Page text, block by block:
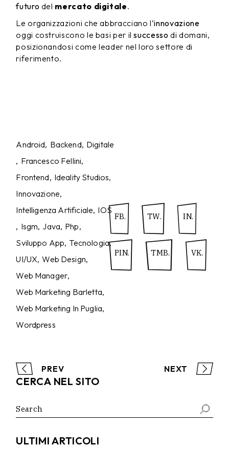
futuro del mercato digitale.
Le organizzazioni che abbracciano l’innovazione
oggi costruiscono le basi per ilsuccesso di domani,
posizionandosi come leader nel loro settore di
riferimento.
Android Backend Digitale
Francesco Fellini
Frontend Ideality Studios
Innovazione
Intelligenza Artificiale IOS
Isgm Java Php
Sviluppo App Tecnologia
UI/UX Web Design
Web Manager
Web Marketing Barletta
Web Marketing In Puglia
Wordpress
FB. TW. IN.
PIN. TMB. VK.
PREV NEXT
CERCA NEL SITO
Search
for:
ULTIMI ARTICOLI